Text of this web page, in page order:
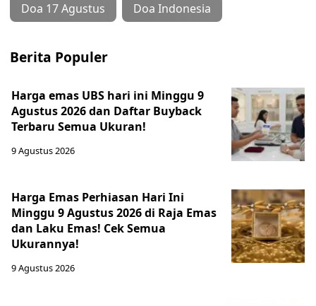
Doa 17 Agustus Doa Indonesia
Berita Populer
Harga emas UBS hari ini Minggu 9
Agustus 2026 dan Daftar Buyback
Terbaru Semua Ukuran!
9 Agustus 2026
Harga Emas Perhiasan Hari Ini
Minggu 9 Agustus 2026 di Raja Emas
dan Laku Emas! Cek Semua
Ukurannya!
9 Agustus 2026